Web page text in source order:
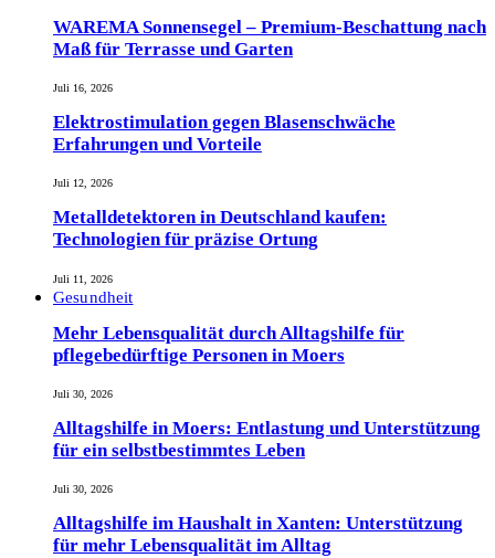
WAREMA Sonnensegel – Premium-Beschattung nach
Maß für Terrasse und Garten
Juli 16, 2026
Elektrostimulation gegen Blasenschwäche
Erfahrungen und Vorteile
Juli 12, 2026
Metalldetektoren in Deutschland kaufen:
Technologien für präzise Ortung
Juli 11, 2026
Gesundheit
Mehr Lebensqualität durch Alltagshilfe für
pflegebedürftige Personen in Moers
Juli 30, 2026
Alltagshilfe in Moers: Entlastung und Unterstützung
für ein selbstbestimmtes Leben
Juli 30, 2026
Alltagshilfe im Haushalt in Xanten: Unterstützung
für mehr Lebensqualität im Alltag